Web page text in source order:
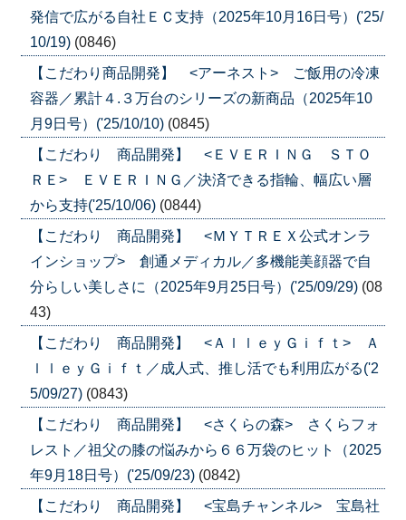
発信で広がる自社ＥＣ支持（2025年10月16日号）('25/
10/19) (0846)
【こだわり商品開発】 <アーネスト> ご飯用の冷凍
容器／累計４.３万台のシリーズの新商品（2025年10
月9日号）('25/10/10) (0845)
【こだわり 商品開発】 <ＥＶＥＲＩＮＧ ＳＴＯ
ＲＥ> ＥＶＥＲＩＮＧ／決済できる指輪、幅広い層
から支持('25/10/06) (0844)
【こだわり 商品開発】 <ＭＹＴＲＥＸ公式オンラ
インショップ> 創通メディカル／多機能美顔器で自
分らしい美しさに（2025年9月25日号）('25/09/29) (08
43)
【こだわり 商品開発】 <ＡｌｌｅｙＧｉｆｔ> Ａ
ｌｌｅｙＧｉｆｔ／成人式、推し活でも利用広がる('2
5/09/27) (0843)
【こだわり 商品開発】 <さくらの森> さくらフォ
レスト／祖父の膝の悩みから６６万袋のヒット（2025
年9月18日号）('25/09/23) (0842)
【こだわり 商品開発】 <宝島チャンネル> 宝島社